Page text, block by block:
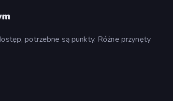
potrzebne są punkty. Różne przynęty